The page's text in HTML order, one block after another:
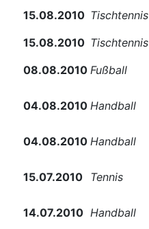
15.08.2010 Tischtennis
15.08.2010 Tischtennis
08.08.2010 Fußball
04.08.2010 Handball
04.08.2010 Handball
15.07.2010 Tennis
14.07.2010 Handball